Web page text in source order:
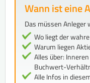
Wann ist eine
Das müssen Anleger
Wo liegt der
Warum liegen
Alles über:
Buchwert-
Alle Infos in